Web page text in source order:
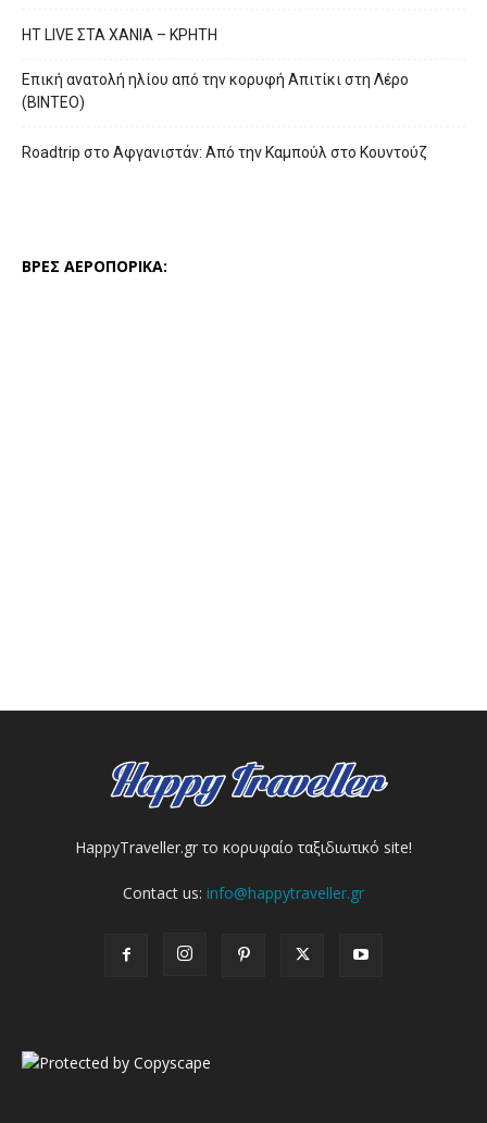
HT LIVE ΣΤΑ ΧΑΝΙΑ – ΚΡΗΤΗ
Επική ανατολή ηλίου από την κορυφή Απιτίκι στη Λέρο
(ΒΙΝΤΕΟ)
Roadtrip στο Αφγανιστάν: Από την Καμπούλ στο Κουντούζ
ΒΡΕΣ ΑΕΡΟΠΟΡΙΚΑ:
HappyTraveller.gr το κορυφαίο ταξιδιωτικό site!
Contact us: info@happytraveller.gr